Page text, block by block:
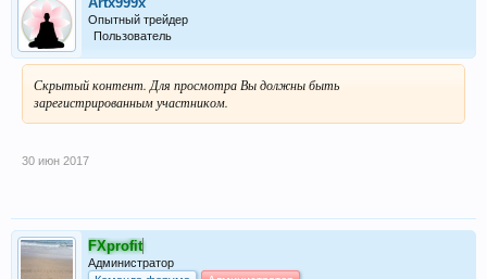
Опытный трейдер
Пользователь
Скрытый контент. Для просмотра Вы должны быть
зарегистрированным участником.
30 июн 2017
FXprofit
Администратор